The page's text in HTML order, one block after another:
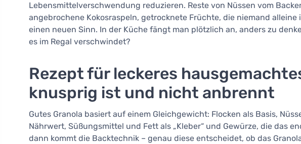
Lebensmittelverschwendung reduzieren. Reste von Nüssen vom
angebrochene Kokosraspeln, getrocknete Früchte, die niemand alleine
einen neuen Sinn. In der Küche fängt man plötzlich an, anders zu
es im Regal verschwindet?
Rezept für leckeres
knusprig ist und nicht anbrennt
Gutes Granola basiert auf einem Gleichgewicht: Flocken als Basis,
Nährwert, Süßungsmittel und Fett als „Kleber“ und Gewürze, die das
dann kommt die Backtechnik – genau diese entscheidet, ob das